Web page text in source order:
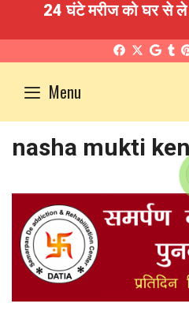
घंटे मरीज को घर से ले जाने
contentMenu
nasha mukti